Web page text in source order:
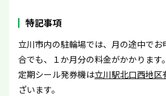
特記事項
立川市内の駐輪場では、月の途中で
合でも、１か月分の料金がかかります。
定期シール発券機は立川駅北口西地区
ざいます。